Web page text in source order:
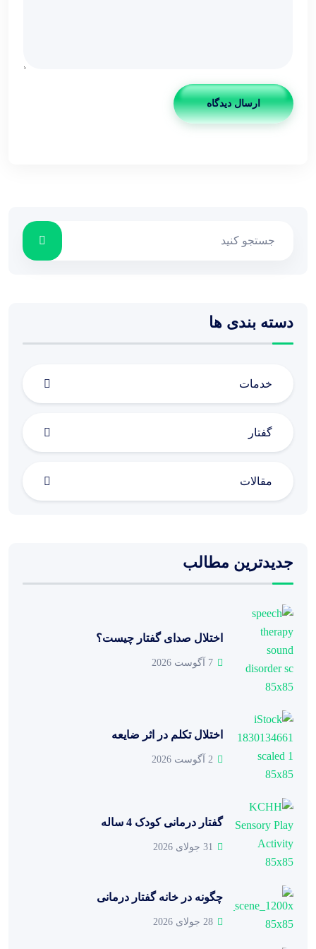
ارسال دیدگاه
دسته بندی ها
خدمات
گفتار
مقالات
جدیدترین مطالب
اختلال صدای گفتار چیست؟
7 آگوست 2026
اختلال تکلم در اثر ضایعه
2 آگوست 2026
گفتار درمانی کودک 4 ساله
31 جولای 2026
چگونه در خانه گفتار درمانی
28 جولای 2026